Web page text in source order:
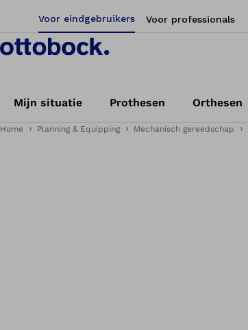
Voor eindgebruikers Voor professionals
Mijn situatie Prothesen Orthesen
Home Planning & Equipping Mechanisch gereedschap